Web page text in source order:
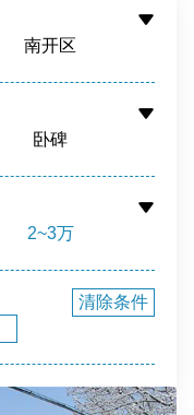
南开区
武清区
卧碑
2~3万
清除条件